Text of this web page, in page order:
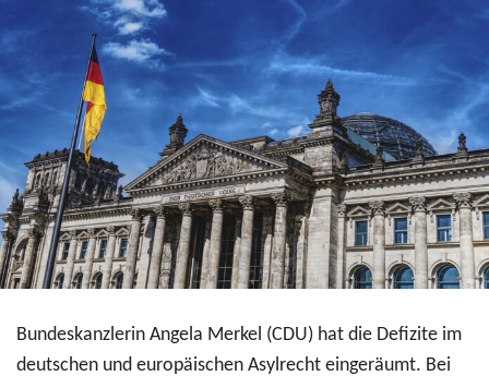
Bundeskanzlerin Angela Merkel (CDU) hat die Defizite im
deutschen und europäischen Asylrecht eingeräumt. Bei